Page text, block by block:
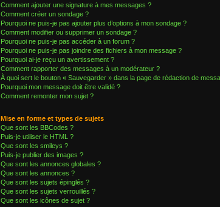
Comment ajouter une signature à mes messages ?
Comment créer un sondage ?
Pourquoi ne puis-je pas ajouter plus d’options à mon sondage ?
Comment modifier ou supprimer un sondage ?
Pourquoi ne puis-je pas accéder à un forum ?
Pourquoi ne puis-je pas joindre des fichiers à mon message ?
Pourquoi ai-je reçu un avertissement ?
Comment rapporter des messages à un modérateur ?
À quoi sert le bouton « Sauvegarder » dans la page de rédaction de
Pourquoi mon message doit être validé ?
Comment remonter mon sujet ?
Mise en forme et types de sujets
Que sont les BBCodes ?
Puis-je utiliser le HTML ?
Que sont les smileys ?
Puis-je publier des images ?
Que sont les annonces globales ?
Que sont les annonces ?
Que sont les sujets épinglés ?
Que sont les sujets verrouillés ?
Que sont les icônes de sujet ?